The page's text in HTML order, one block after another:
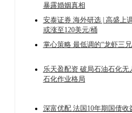
暴露婚姻真相
安泰证券 海外研选 | 高盛上
或涨至120美元/桶
掌心策略 最低调的“龙虾三
乐天盈配资 破局石油石化
石化作业格局
深富优配 法国10年期国债收